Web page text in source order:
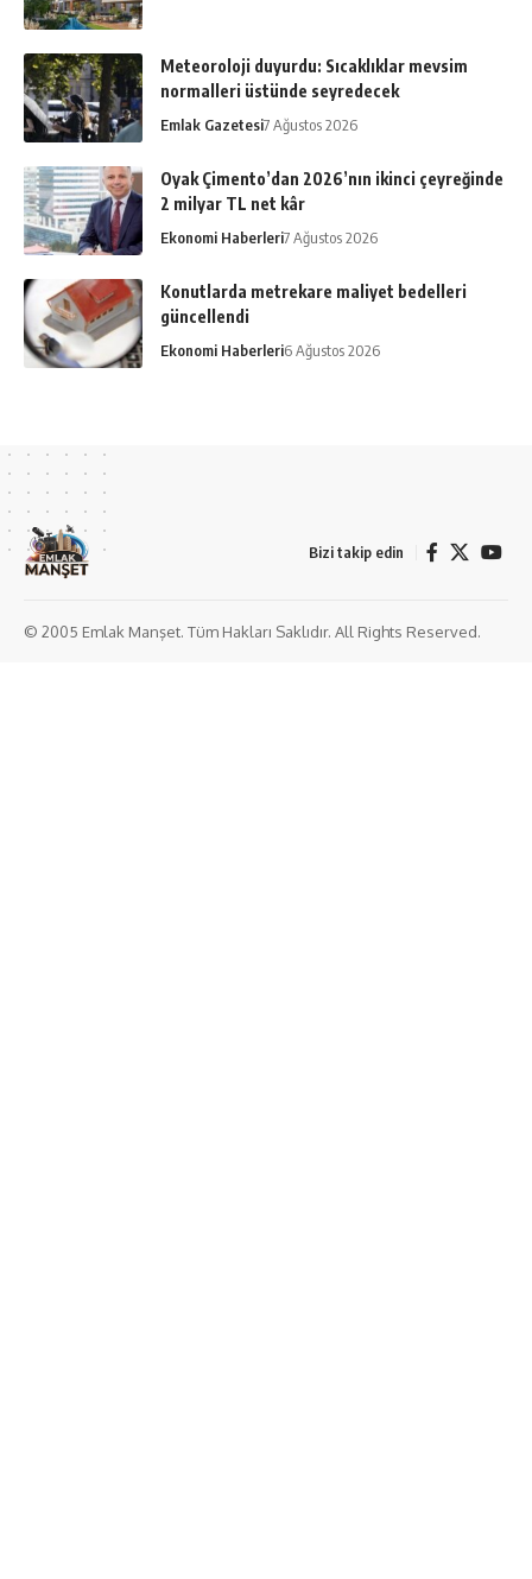
Meteoroloji duyurdu: Sıcaklıklar mevsim
normalleri üstünde seyredecek
Emlak Gazetesi7 Ağustos 2026
Oyak Çimento’dan 2026’nın ikinci çeyreğinde
2 milyar TL net kâr
Ekonomi Haberleri7 Ağustos 2026
Konutlarda metrekare maliyet bedelleri
güncellendi
Ekonomi Haberleri6 Ağustos 2026
Bizi takip edin
© 2005 Emlak Manşet. Tüm Hakları Saklıdır. All Rights Reserved.